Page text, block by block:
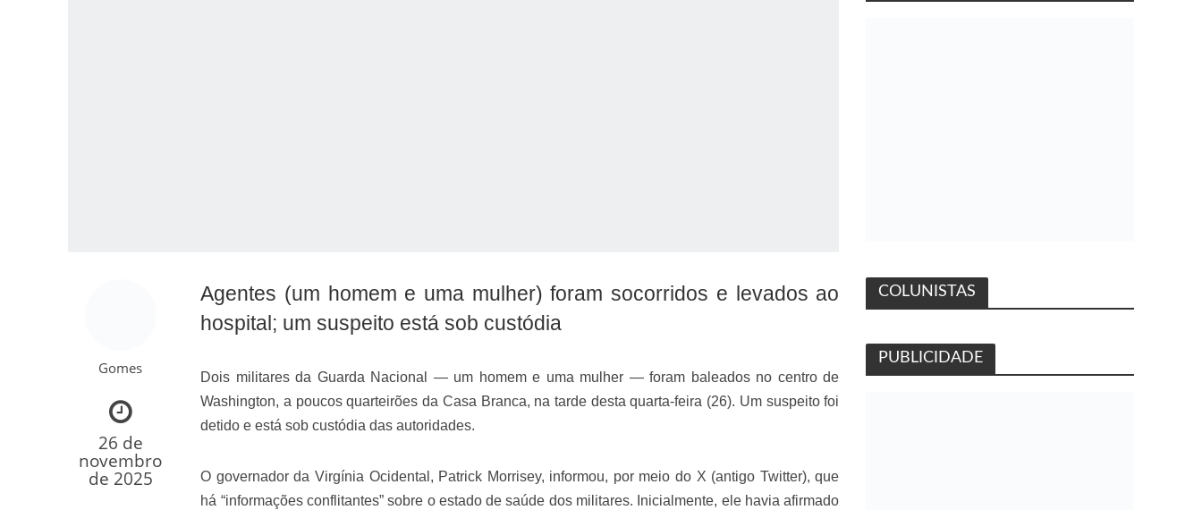
Gomes
26 de
novembro
de 2025
Agentes (um homem e uma mulher) foram socorridos e levados ao
hospital; um suspeito está sob custódia
Dois militares da Guarda Nacional — um homem e uma mulher — foram baleados no centro de
Washington, a poucos quarteirões da Casa Branca, na tarde desta quarta-feira (26). Um suspeito foi
detido e está sob custódia das autoridades.
O governador da Virgínia Ocidental, Patrick Morrisey, informou, por meio do X (antigo Twitter), que
há “informações conflitantes” sobre o estado de saúde dos militares. Inicialmente, ele havia afirmado
COLUNISTAS
PUBLICIDADE